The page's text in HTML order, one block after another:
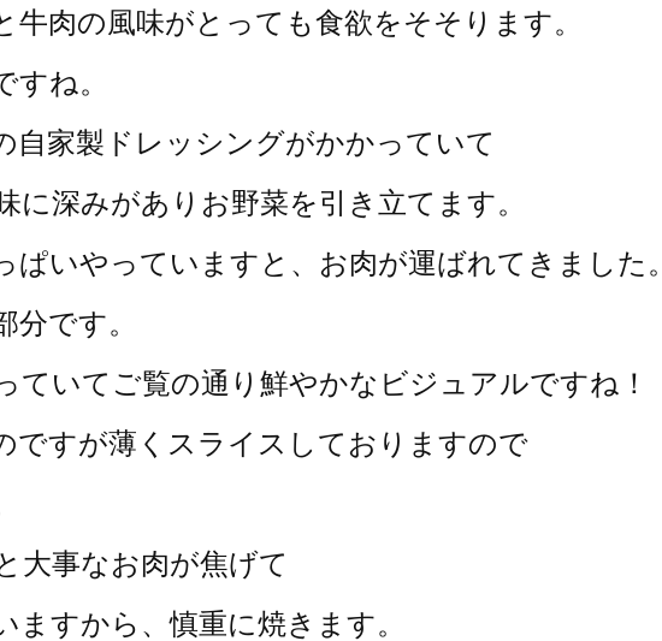
牛肉の風味がとっても食欲をそそります。
ね。
自家製ドレッシングがかかっていて
に深みがありお野菜を引き立てます。
いやっていますと、 お肉が運ばれてきました。
です。
ていてご覧の通り鮮やかなビジュアルですね！
ですが薄くスライスしておりますので
大事なお肉が焦げて
ますから、慎重に焼きます。